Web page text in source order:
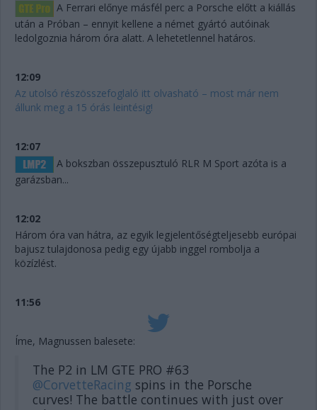
A Ferrari előnye másfél perc a Porsche előtt a kiállás
után a Próban – ennyit kellene a német gyártó autóinak
ledolgoznia három óra alatt. A lehetetlennel határos.
12:09
Az utolsó részösszefoglaló itt olvasható – most már nem
állunk meg a 15 órás leintésig!
12:07
A bokszban összepusztuló RLR M Sport azóta is a
garázsban...
12:02
Három óra van hátra, az egyik legjelentőségteljesebb európai
bajusz tulajdonosa pedig egy újabb inggel rombolja a
közízlést.
11:56
Íme, Magnussen balesete:
The P2 in LM GTE PRO #63
@CorvetteRacing spins in the Porsche
curves! The battle continues with just over